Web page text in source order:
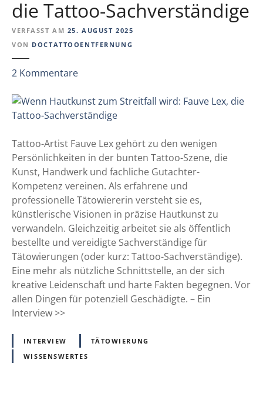
die Tattoo-Sachverständige
VERFASST AM 25. AUGUST 2025
VON DOCTATTOOENTFERNUNG
2 Kommentarez
W
e
n
H
a
u
t
k
u
n
s
t
z
u
r
Tattoo-Artist Fauve Lex gehört zu den wenigen
Persönlichkeiten in der bunten Tattoo-Szene, die
Kunst, Handwerk und fachliche Gutachter-
Kompetenz vereinen. Als erfahrene und
professionelle Tätowiererin versteht sie es,
künstlerische Visionen in präzise Hautkunst zu
verwandeln. Gleichzeitig arbeitet sie als öffentlich
bestellte und vereidigte Sachverständige für
Tätowierungen (oder kurz: Tattoo-Sachverständige).
Eine mehr als nützliche Schnittstelle, an der sich
kreative Leidenschaft und harte Fakten begegnen. Vor
allen Dingen für potenziell Geschädigte. – Ein
Interview >>
INTERVIEW
TÄTOWIERUNG
WISSENSWERTES